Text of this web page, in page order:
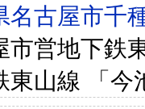
名古屋市千
市営地下鉄
東山線 「今